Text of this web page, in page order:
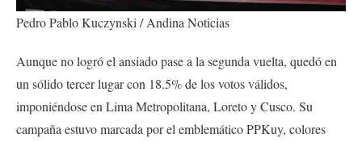
Pedro Pablo Kuczynski / Andina Noticias
Aunque no logró el ansiado pase a la segunda vuelta, quedó en
un sólido tercer lugar con 18.5% de los votos válidos,
imponiéndose en Lima Metropolitana, Loreto y Cusco. Su
campaña estuvo marcada por el emblemático PPKuy, colores